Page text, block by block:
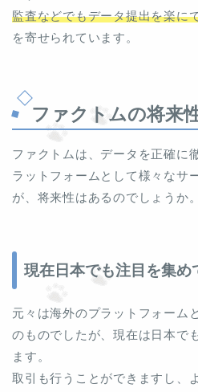
監査などでもデータ提出を楽に
を寄せられています。
ファクトムの将来
ファクトムは、データを正確に
ラットフォームとして様々なサ
が、将来性はあるのでしょうか。
現在日本でも注目を集め
元々は海外のプラットフォーム
のものでしたが、現在は日本で
ます。
取引も行うことができますし、